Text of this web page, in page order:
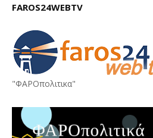
FAROS24WEBTV
"ΦΑΡΟπολιτικα"